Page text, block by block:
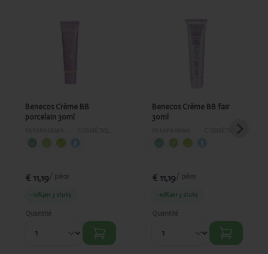
Benecos Crème BB
porcelain 30ml
€ 11,19/ pièce
-10%per 3 stuks
Quantité
Benecos Crème BB fair
30ml
COSMÉTIQUES
€ 11,19/ pièce
-10%per 3 stuks
Quantité